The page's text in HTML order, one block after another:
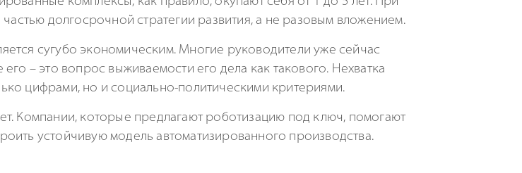
долгосрочной стратегии развития, а не разовым вложением.
сугубо экономическим. Многие руководители уже сейчас
– это вопрос выживаемости его дела как такового. Нехватка
цифрами, но и социально-политическими критериями.
Компании, которые предлагают роботизацию под ключ, помогают
устойчивую модель автоматизированного производства.